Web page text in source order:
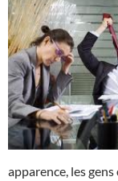
apparence, les